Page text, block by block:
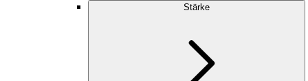
Stärke